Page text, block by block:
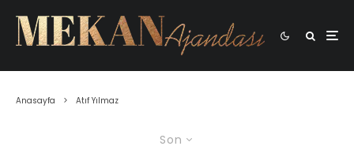
Anasayfa Atıf Yılmaz
Son